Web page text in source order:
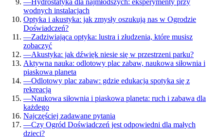
wodnych instalacjach
Optyka i akustyka: jak zmysły oszukują nas w Ogrodzie
Doświadczeń?
—Zadziwiająca optyka: lustra i złudzenia, które musisz
zobaczyć
—Akustyka: jak dźwięk niesie się w przestrzeni parku?
Aktywna nauka: odlotowy plac zabaw, naukowa siłownia i
piaskowa planeta
—Odlotowy plac zabaw: gdzie edukacja spotyka się z
rekreacją
—Naukowa siłownia i piaskowa planeta: ruch i zabawa dla
każdego
Najczęściej zadawane pytania
—Czy Ogród Doświadczeń jest odpowiedni dla małych
dzieci?